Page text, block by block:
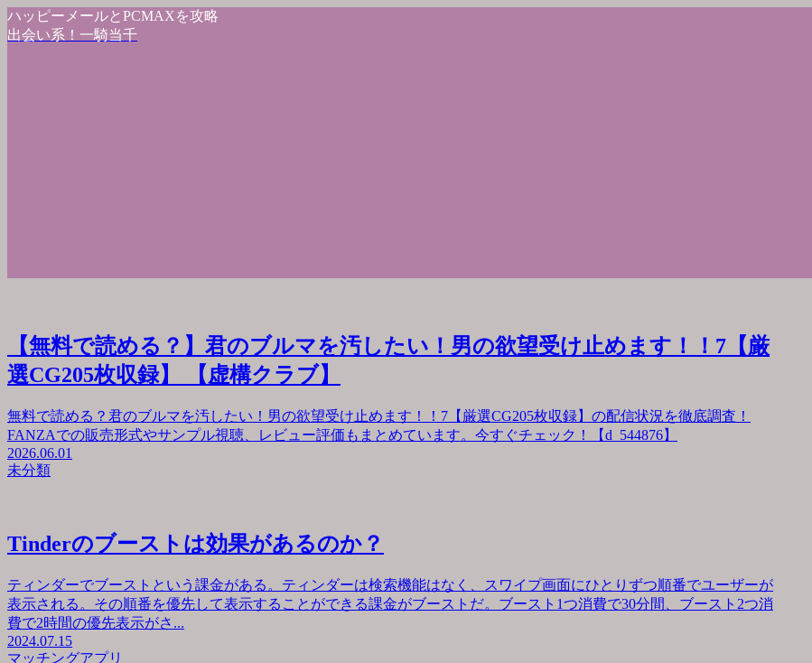
ハッピーメールとPCMAXを攻略
出会い系！一騎当千
【無料で読める？】君のブルマを汚したい！男の欲望受け止めます！！7【厳
選CG205枚収録】 【虚構クラブ】
無料で読める？君のブルマを汚したい！男の欲望受け止めます！！7【厳選CG205枚収録】の配信状況を徹底調査！
FANZAでの販売形式やサンプル視聴、レビュー評価もまとめています。今すぐチェック！【d_544876】
2026.06.01
未分類
Tinderのブーストは効果があるのか？
ティンダーでブーストという課金がある。ティンダーは検索機能はなく、スワイプ画面にひとりずつ順番でユーザーが
表示される。その順番を優先して表示することができる課金がブーストだ。ブースト1つ消費で30分間、ブースト2つ消
費で2時間の優先表示がさ...
2024.07.15
マッチングアプリ